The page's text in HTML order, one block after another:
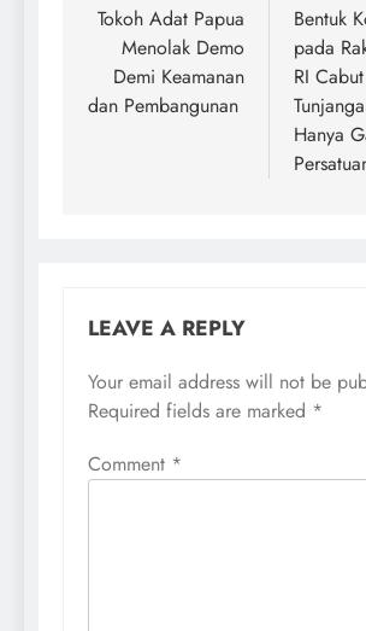
navigation
Tokoh Adat Papua
Menolak Demo
Demi Keamanan
dan Pembangunan
Bentuk
pada
RI Cabut
Hanya
LEAVE A REPLY
Your email address will not be
Required fields are marked *
Comment *